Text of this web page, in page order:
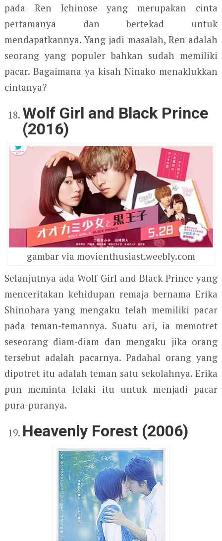
pada Ren Ichinose yang merupakan cinta
pertamanya dan bertekad untuk
mendapatkannya. Yang jadi masalah, Ren adalah
seorang yang populer bahkan sudah memiliki
pacar. Bagaimana ya kisah Ninako menaklukkan
cintanya?
Wolf Girl and Black Prince
(2016)
gambar via movienthusiast.weebly.com
Selanjutnya ada Wolf Girl and Black Prince yang
menceritakan kehidupan remaja bernama Erika
Shinohara yang mengaku telah memiliki pacar
pada teman-temannya. Suatu ari, ia memotret
seseorang diam-diam dan mengaku jika orang
tersebut adalah pacarnya. Padahal orang yang
dipotret itu adalah teman satu sekolahnya. Erika
pun meminta lelaki itu untuk menjadi pacar
pura-puranya.
Heavenly Forest (2006)